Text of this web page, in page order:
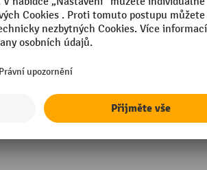
Sada akumulátorů pro paletový vozík s
Praktické nasazovací olověné gelové
Napětí baterie 12 V/1,2 Ah
Prodloužení doby použitelnosti až na